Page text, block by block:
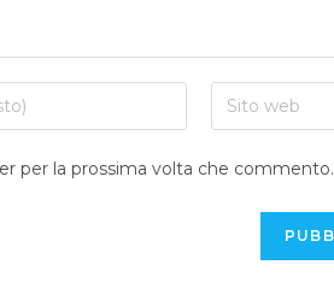
per la prossima volta che commento.